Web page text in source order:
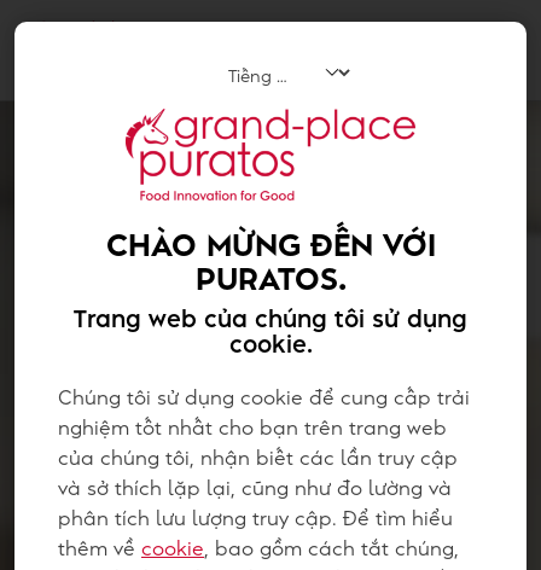
CHÀO MỪNG ĐẾN VỚI
PURATOS.
Trang web của chúng tôi sử dụng
cookie.
Chúng tôi sử dụng cookie để cung cấp trải
nghiệm tốt nhất cho bạn trên trang web
của chúng tôi, nhận biết các lần truy cập
và sở thích lặp lại, cũng như đo lường và
phân tích lưu lượng truy cập. Để tìm hiểu
thêm về cookie, bao gồm cách tắt chúng,